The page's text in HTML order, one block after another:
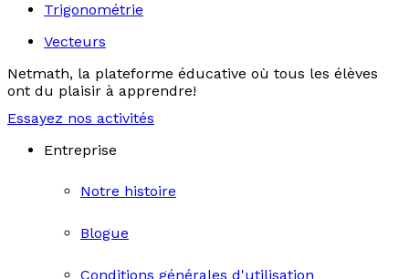
Trigonométrie
Vecteurs
Netmath, la plateforme éducative où tous les élèves
ont du plaisir à apprendre!
Essayez nos activités
Entreprise
Notre histoire
Blogue
Conditions générales d'utilisation